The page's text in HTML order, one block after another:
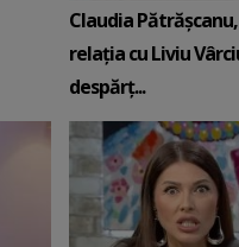
Claudia
relația cu Liviu
despărț...